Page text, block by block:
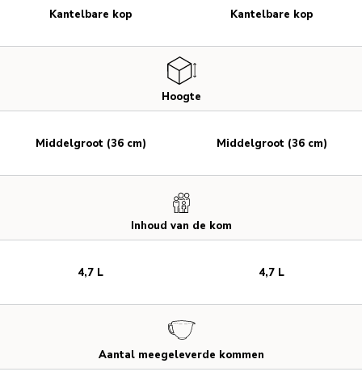
Hoogte
Inhoud van de kom
Aantal meegeleverde kommen
Kantelbare kop
Middelgroot (36 cm)
4,7 L
Kantelbare kop
Middelgroot (36 cm)
4,7 L